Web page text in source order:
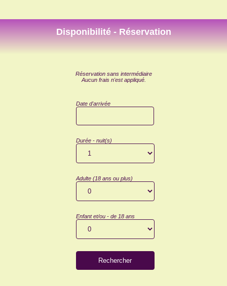
Disponibilité - Réservation
Réservation sans intermédiaire
Aucun frais n'est appliqué.
Date d'arrivée
Durée - nuit(s)
Adulte (18 ans ou plus)
Enfant et/ou - de 18 ans